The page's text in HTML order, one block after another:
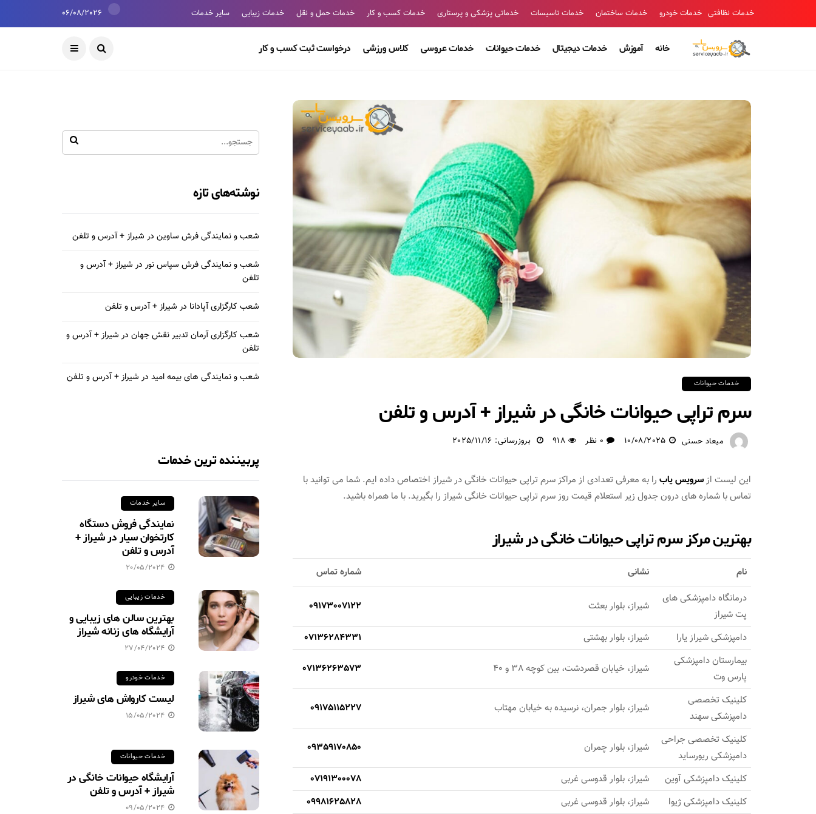
خدمات نظافتی خدمات خودرو خدمات ساختمان خدمات تاسیسات خدماتی پزشکی و پرستاری خدمات کسب و کار خدمات حمل و نقل خدمات زیبایی سایر خدمات 06/08/2026
خانه آموزش خدمات دیجیتال خدمات حیوانات خدمات عروسی کلاس ورزشی درخواست ثبت کسب و کار
خدمات حیوانات
سرم تراپی حیوانات خانگی در شیراز + آدرس و تلفن
میعاد حسنی 10/08/2025 0 نظر 918 بروزرسانی: 2025/11/16
این لیست ازسرویس یاب را به معرفی تعدادی از مراکز سرم تراپی حیوانات خانگی در شیراز اختصاص داده ایم. شما می توانید با
تماس با شماره های درون جدول زیر استعلام قیمت روز سرم تراپی حیوانات خانگی شیراز را بگیرید. با ما همراه باشید.
بهترین مرکز سرم تراپی حیوانات خانگی در شیراز
نام نشانی
شماره تماس
درمانگاه دامپزشکی های
پت شیراز
شیراز، بلوار بعثت 09173007122
دامپزشکی شیراز یارا شیراز، بلوار بهشتی
07136284331
بیمارستان دامپزشکی
پارس وت
شیراز، خیابان قصردشت، بین کوچه 38 و 40 07136263573
کلینیک تخصصی
دامپزشکی سهند
شیراز، بلوار جمران، نرسیده به خیابان مهتاب 09175115227
کلینیک تخصصی جراحی
دامپزشکی ریورساید
شیراز، بلوار چمران 09359170850
کلینیک دامپزشکی آوین شیراز، بلوار قدوسی غربی
07191300078
کلینیک دامپزشکی ژیوا
شیراز، بلوار قدوسی غربی
09981625828
نوشته‌های تازه
شعب و نمایندگی فرش ساوین در شیراز + آدرس و تلفن
شعب و نمایندگی فرش سپاس نور در شیراز + آدرس و
تلفن
شعب کارگزاری آپادانا در شیراز + آدرس و تلفن
شعب کارگزاری آرمان تدبیر نقش جهان در شیراز + آدرس و
تلفن
شعب و نمایندگی های بیمه امید در شیراز + آدرس و تلفن
پربیننده ترین خدمات
سایر خدمات
نمایندگی فروش دستگاه
کارتخوان سیار در شیراز +
آدرس و تلفن
20/05/2024
خدمات زیبایی
بهترین سالن های زیبایی و
آرایشگاه های زنانه شیراز
27/04/2024
خدمات خودرو
لیست کارواش های شیراز
15/05/2024
خدمات حیوانات
آرایشگاه حیوانات خانگی در
شیراز + آدرس و تلفن
09/05/2024